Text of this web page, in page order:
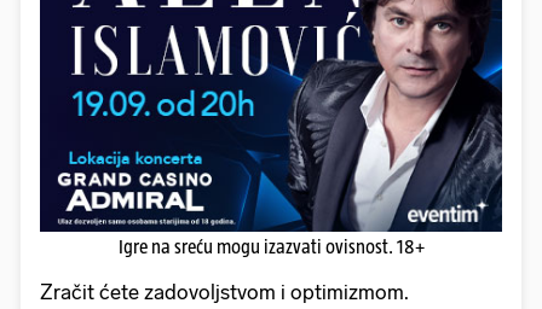
Igre na sreću mogu izazvati ovisnost. 18+
Zračit ćete zadovoljstvom i optimizmom.